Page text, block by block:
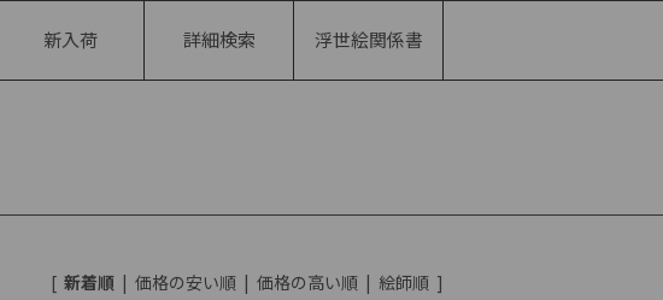
新入荷 詳細検索 浮世絵関係書
[ 新着順 | 価格の安い順 | 価格の高い順 | 絵師順 ]